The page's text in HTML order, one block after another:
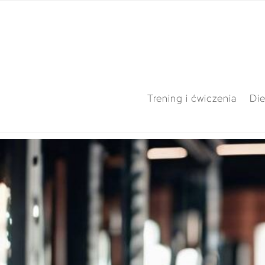
Trening i ćwiczenia